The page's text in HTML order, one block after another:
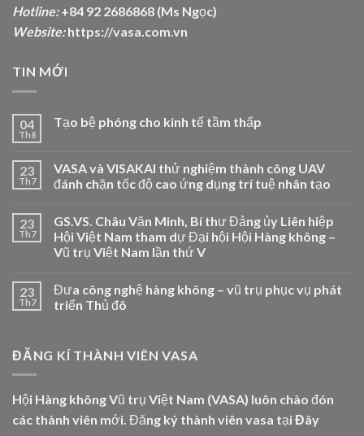
Hotline:+84 92 2686868 (Ms Ngọc)
Website: https://vasa.com.vn
TIN MỚI
04
Th8
Tạo bệ phóng cho kinh tế tầm thấp
23
Th7
VASA và VISAKAI thử nghiệm thành công UAV
đánh chặn tốc độ cao ứng dụng trí tuệ nhân tạo
23
Th7
GS.VS. Châu Văn Minh, Bí thư Đảng ủy Liên hiệp
Hội Việt Nam tham dự Đại hội Hội Hàng không –
Vũ trụ Việt Nam lần thứ V
23
Th7
Đưa công nghệ hàng không – vũ trụ phục vụ phát
triển Thủ đô
ĐĂNG KÍ THÀNH VIÊN VASA
Hội Hàng không Vũ trụ Việt Nam (VASA) luôn chào đón
các thành viên mới. Đăng ký thành viên vasa tạiĐây